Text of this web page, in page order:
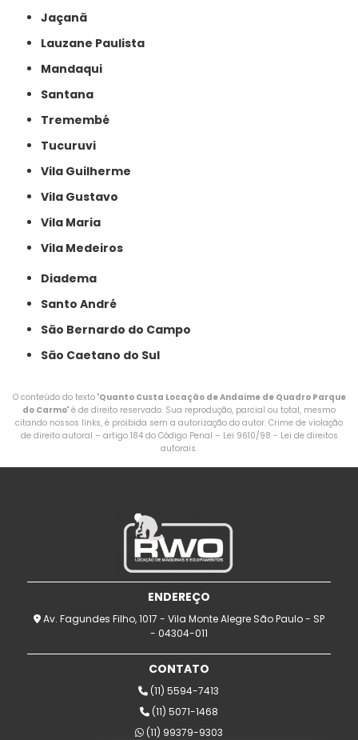
Jaçanã
Lauzane Paulista
Mandaqui
Santana
Tremembé
Tucuruvi
Vila Guilherme
Vila Gustavo
Vila Maria
Vila Medeiros
Diadema
Santo André
São Bernardo do Campo
São Caetano do Sul
O conteúdo do texto "Quanto Custa Locação de Andaime de Quadro Parque
do Carmo" é de direito reservado. Sua reprodução, parcial ou total, mesmo
citando nossos links, é proibida sem a autorização do autor. Crime de violação
de direito autoral – artigo 184 do Código Penal – Lei 9610/98 - Lei de direitos
autorais.
ENDEREÇO
Av. Fagundes Filho, 1017 - Vila Monte Alegre São Paulo - SP
- 04304-011
CONTATO
(11) 5594-7413
(11) 5071-1468
(11) 99379-9303